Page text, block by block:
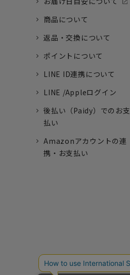
商品について
返品・交換について
ポイントについて
LINE ID連携について
LINE /Appleログイン
後払い（Paidy）でのお支
払い
Amazonアカウントの連
携・お支払い